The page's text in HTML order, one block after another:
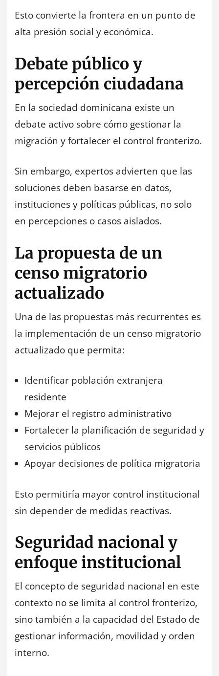
Esto convierte la frontera en un punto de
alta presión social y económica.
Debate público y
percepción ciudadana
En la sociedad dominicana existe un
debate activo sobre cómo gestionar la
migración y fortalecer el control fronterizo.
Sin embargo, expertos advierten que las
soluciones deben basarse en datos,
instituciones y políticas públicas, no solo
en percepciones o casos aislados.
La propuesta de un
censo migratorio
actualizado
Una de las propuestas más recurrentes es
la implementación de un censo migratorio
actualizado que permita:
Identificar población extranjera
residente
Mejorar el registro administrativo
Fortalecer la planificación de seguridad y
servicios públicos
Apoyar decisiones de política migratoria
Esto permitiría mayor control institucional
sin depender de medidas reactivas.
Seguridad nacional y
enfoque institucional
El concepto de seguridad nacional en este
contexto no se limita al control fronterizo,
sino también a la capacidad del Estado de
gestionar información, movilidad y orden
interno.